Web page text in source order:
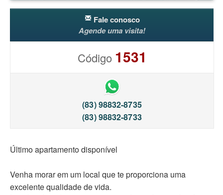
Fale conosco
Agende uma visita!
Código 1531
(83) 98832-8735
(83) 98832-8733
Último apartamento disponível
Venha morar em um local que te proporciona uma
excelente qualidade de vida.